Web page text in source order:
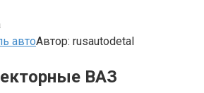
автоАвтор: rusautodetal
ВАЗ